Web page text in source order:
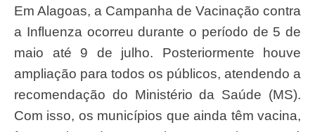
Em Alagoas, a Campanha de Vacinação contra
a Influenza ocorreu durante o período de 5 de
maio até 9 de julho. Posteriormente houve
ampliação para todos os públicos, atendendo a
recomendação do Ministério da Saúde (MS).
Com isso, os municípios que ainda têm vacina,